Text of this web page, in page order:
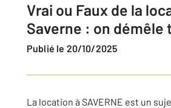
Vrai ou Faux de la
Saverne : on démêle
Publié le 20/10/2025
La location à SAVERNE est un